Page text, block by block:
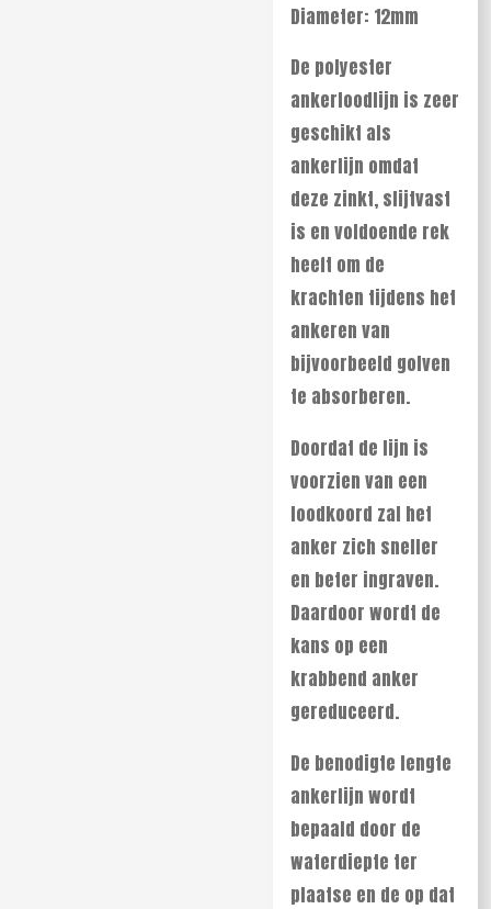
Diameter: 12mm
De polyester
ankerloodlijn is zeer
geschikt als
ankerlijn omdat
deze zinkt, slijtvast
is en voldoende rek
heeft om de
krachten tijdens het
ankeren van
bijvoorbeeld golven
te absorberen.
Doordat de lijn is
voorzien van een
loodkoord zal het
anker zich sneller
en beter ingraven.
Daardoor wordt de
kans op een
krabbend anker
gereduceerd.
De benodigte lengte
ankerlijn wordt
bepaald door de
waterdiepte ter
plaatse en de op dat